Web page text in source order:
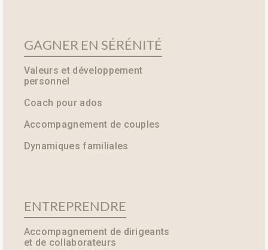
GAGNER EN SÉRÉNITÉ
Valeurs et développement
personnel
Coach pour ados
Accompagnement de couples
Dynamiques familiales
ENTREPRENDRE
Accompagnement de dirigeants
et de collaborateurs